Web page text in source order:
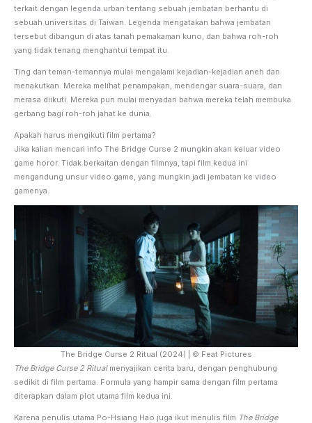
terkait dengan legenda urban tentang sebuah jembatan berhantu di
sebuah universitas di Taiwan. Legenda mengatakan bahwa jembatan
tersebut dibangun di atas tanah pemakaman kuno, dan bahwa roh-roh
yang tidak tenang menghantui tempat itu.
Ting dan teman-temannya mulai mengalami kejadian-kejadian aneh dan
menakutkan. Mereka melihat penampakan, mendengar suara-suara, dan
merasa diikuti. Mereka pun mulai menyadari bahwa mereka telah membuka
gerbang bagi roh-roh jahat ke dunia.
Apakah harus mengikuti film pertama?
Jika kalian mencari info The Bridge Curse 2 mungkin akan keluar video
game horor. Tidak berkaitan dengan filmnya, tapi film kedua ini
mengandung unsur video game, yang mungkin jadi jembatan ke video
gamenya.
The Bridge Curse 2 Ritual (2024) | © Feat Pictures
The Bridge Curse 2 Ritual menyajikan cerita baru, dengan penghubung
sedikit di film pertama. Formula yang hampir sama dengan film pertama
diterapkan dalam plot utama film kedua ini.
Karena penulis utama Po-Hsiang Hao juga ikut menulis film The Bridge